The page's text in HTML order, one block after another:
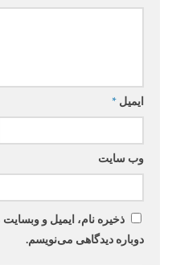
ایمیل *
وب‌ سایت
ذخیره نام، ایمیل و
دوباره دیدگاهی می‌نویسم.